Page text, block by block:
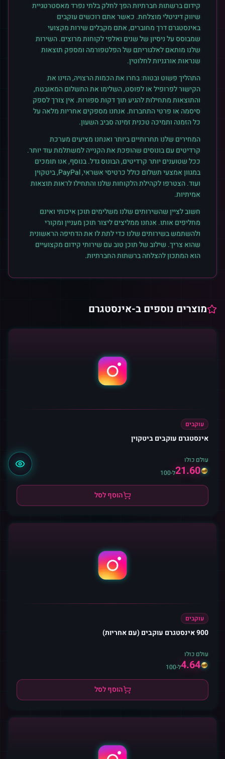
קידום ברשתות חברתיות הפך לחלק בלתי נפרד מאסטרטגיית
שיווק דיגיטלי מוצלחת. כאשר אתם רוכשים עוקבים
באינסטגרםדרך מחוברים, אתם מקבלים שירות מקצועי
שמבוסס על ניסיון של שנים ואלפי לקוחות מרוצים. השירות
שלנו מותאם לאלגוריתם של הפלטפורמה ומספק תוצאות
שנראות אורגניות לחלוטין.
התהליך פשוט ובטוח: בחרו את הכמות הרצויה, הזינו את
הקישור לפרופיל או לפוסט, השלימו את התשלום המאובטח,
והתוצאות מתחילות להגיע תוך דקות ספורות. אין צורך לספק
סיסמה או פרטי התחברות. אנחנו מספקים אחריות מלאה על
כל הזמנה ותמיכה טכנית זמינה סביב השעון.
המחירים שלנו תחרותיים ביותר ואנחנו מציעים מערכת
קרדיטים עם בונוסים שהופכת את הקנייה למשתלמת עוד יותר.
ככל שטוענים יותר קרדיטים, הבונוס גדל. בנוסף, אנו תומכים
במגוון אמצעי תשלום כולל כרטיסי אשראי, PayPal, ביטקוין
ועוד. הצטרפו לקהילת הלקוחות שלנו והתחילו לראות תוצאות
אמיתיות.
חשוב לציין שהשירותים שלנו משלימים תוכן איכותי ואינם
מחליפים אותו. אנחנו ממליצים ליצור תוכן מעניין ומקורי
ולהשתמש בשירותים שלנו כדי לתת לו את הדחיפה הראשונית
שהוא צריך. שילוב של תוכן טוב עם שירותי קידום מקצועיים
הוא המתכון להצלחה ברשתות החברתיות.
מוצרים נוספים ב-אינסטגרם
עוקבים
אינסטגרם עוקבים ביטקוין
עולם כולו
21.60ל-100
הוסף לסל
עוקבים
900 אינסטגרם עוקבים (עם אחריות)
עולם כולו
4.64ל-100
הוסף לסל